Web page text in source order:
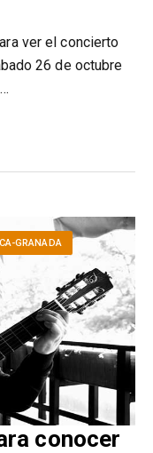
ver el concierto
26 de octubre
GRANADA
conocer